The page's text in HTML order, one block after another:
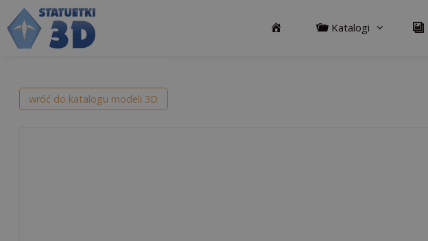
Przejdź
do
treści
Katalogi
wróć do katalogu modeli 3D